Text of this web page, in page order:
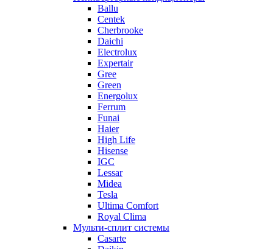
Ballu
Centek
Cherbrooke
Daichi
Electrolux
Expertair
Gree
Green
Energolux
Ferrum
Funai
Haier
High Life
Hisense
IGC
Lessar
Midea
Tesla
Ultima Comfort
Royal Clima
Мульти-сплит системы
Casarte